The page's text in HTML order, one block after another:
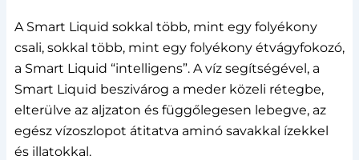
A Smart Liquid sokkal több, mint egy folyékony
csali, sokkal több, mint egy folyékony étvágyfokozó,
a Smart Liquid “intelligens”. A víz segítségével, a
Smart Liquid beszivárog a meder közeli rétegbe,
elterülve az aljzaton és függőlegesen lebegve, az
egész vízoszlopot átitatva aminó savakkal ízekkel
és illatokkal.